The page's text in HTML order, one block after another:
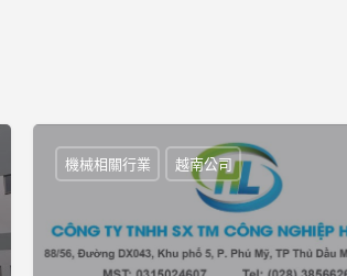
機械相關行業 越南公司